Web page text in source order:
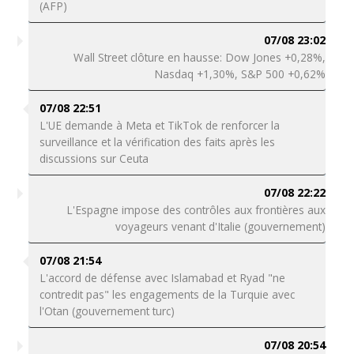
(AFP)
07/08 23:02
Wall Street clôture en hausse: Dow Jones +0,28%,
Nasdaq +1,30%, S&P 500 +0,62%
07/08 22:51
L'UE demande à Meta et TikTok de renforcer la
surveillance et la vérification des faits après les
discussions sur Ceuta
07/08 22:22
L'Espagne impose des contrôles aux frontières aux
voyageurs venant d'Italie (gouvernement)
07/08 21:54
L'accord de défense avec Islamabad et Ryad "ne
contredit pas" les engagements de la Turquie avec
l'Otan (gouvernement turc)
07/08 20:54